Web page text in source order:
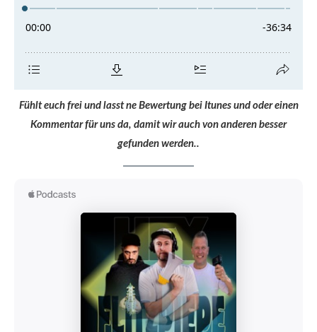
Fühlt euch frei und lasst ne Bewertung bei Itunes und oder einen
Kommentar für uns da, damit wir auch von anderen besser
gefunden werden..